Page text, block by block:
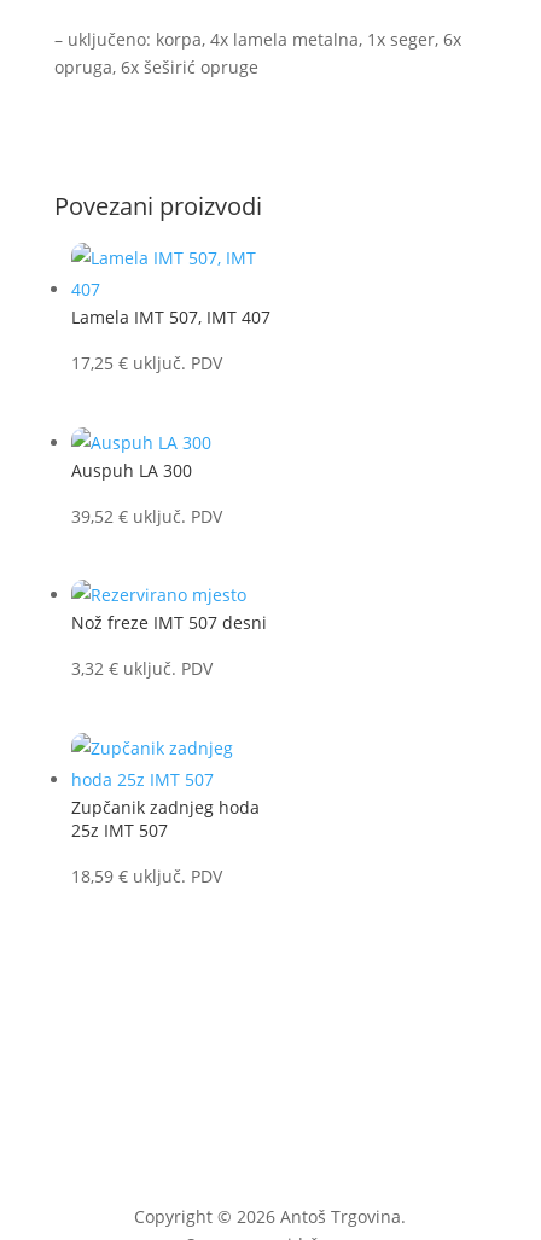
– uključeno: korpa, 4x lamela metalna, 1x seger, 6x
opruga, 6x šeširić opruge
Povezani proizvodi
Lamela IMT 507, IMT 407
17,25 € uključ. PDV
Auspuh LA 300
39,52 € uključ. PDV
Nož freze IMT 507 desni
3,32 € uključ. PDV
Zupčanik zadnjeg hoda
25z IMT 507
18,59 € uključ. PDV
Copyright © 2026 Antoš Trgovina.